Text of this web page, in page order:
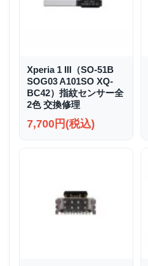
Xperia 1 III（SO-51B
SOG03 A101SO XQ-
BC42）指紋センサー全
2色 交換修理
7,700円(税込)